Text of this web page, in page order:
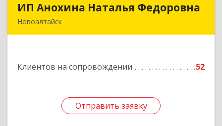
ИП Анохина Наталья Федоровна
Новоалтайск
Клиентов на сопровождении 52
Отправить заявку
ИП Анохина Наталья Федоровна
Подробнее
Отправить заявку